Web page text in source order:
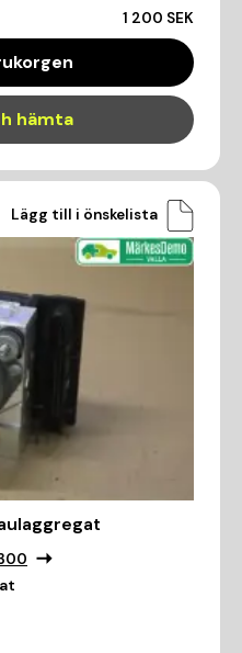
1 200 SEK
hämta
Lägg till i önskelista